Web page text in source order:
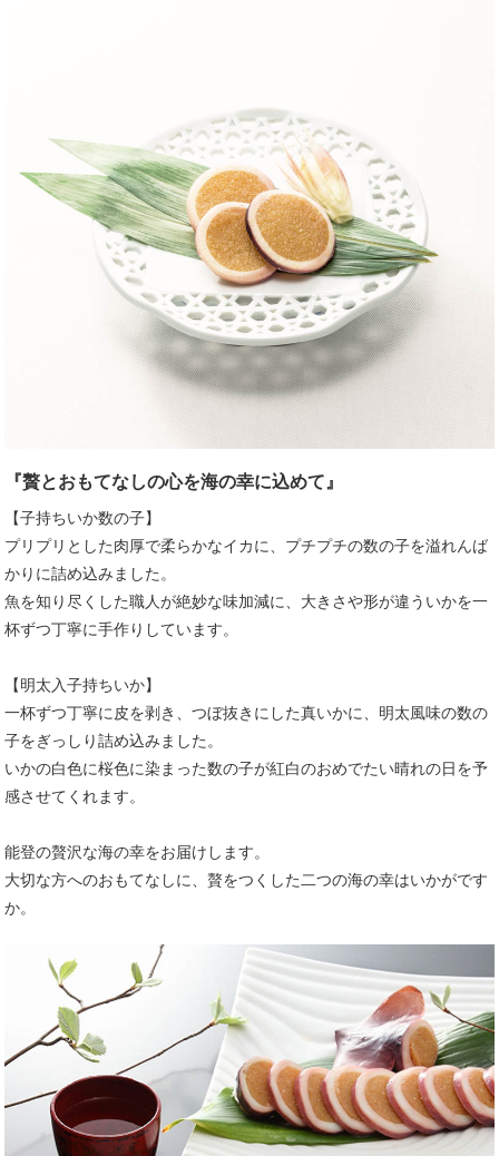
『贅とおもてなしの心を海の幸に込めて』
【子持ちいか数の子】
プリプリとした肉厚で柔らかなイカに、プチプチの数の子を溢れんば
かりに詰め込みました。
魚を知り尽くした職人が絶妙な味加減に、大きさや形が違ういかを一
杯ずつ丁寧に手作りしています。
【明太入子持ちいか】
一杯ずつ丁寧に皮を剥き、つぼ抜きにした真いかに、明太風味の数の
子をぎっしり詰め込みました。
いかの白色に桜色に染まった数の子が紅白のおめでたい晴れの日を予
感させてくれます。
能登の贅沢な海の幸をお届けします。
大切な方へのおもてなしに、贅をつくした二つの海の幸はいかがです
か。